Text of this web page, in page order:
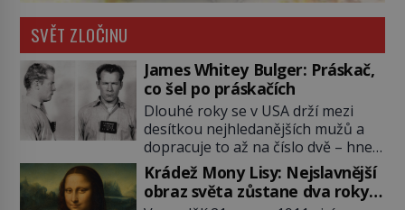
SVĚT ZLOČINU
James Whitey Bulger: Práskač,
co šel po práskačích
Dlouhé roky se v USA drží mezi
desítkou nejhledanějších mužů a
dopracuje to až na číslo dvě – hned
po Usámovi bin Ládinovi (1957–
2011). To je James „Whitey“ Bulger
(1929–2018) viněný ze spoluúčasti
Krádež Mony Lisy: Nejslavnější
obraz světa zůstane dva roky